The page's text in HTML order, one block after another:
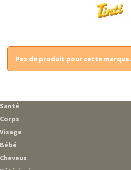
Pas de produit pour cette marque.
Santé
Corps
Visage
Bébé
Cheveux